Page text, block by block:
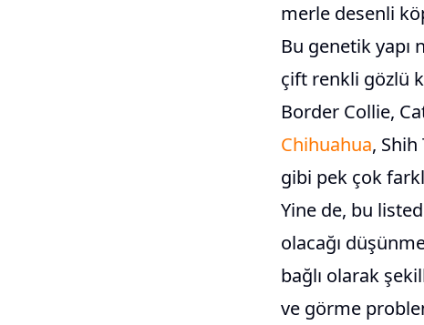
merle desenli
Bu genetik yapı
çift renkli gözlü
Border Collie,
Chihuahua,
gibi pek çok
Yine de, bu
olacağı
bağlı olarak
ve görme